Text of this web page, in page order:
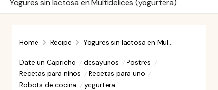
Yogures sin lactosa en Multidelices (yogurtera)
Home Recipe Yogures sin lactosa en Multidelices (yogurtera)
Date un Capricho desayunos
Postres
Recetas para niños
Recetas para uno
Robots de cocina
yogurtera